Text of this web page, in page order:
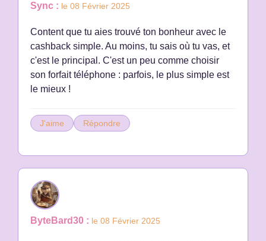
Sync : le 08 Février 2025
Content que tu aies trouvé ton bonheur avec le
cashback simple. Au moins, tu sais où tu vas, et
c'est le principal. C'est un peu comme choisir
son forfait téléphone : parfois, le plus simple est
le mieux !
J'aime Répondre
ByteBard30 : le 08 Février 2025